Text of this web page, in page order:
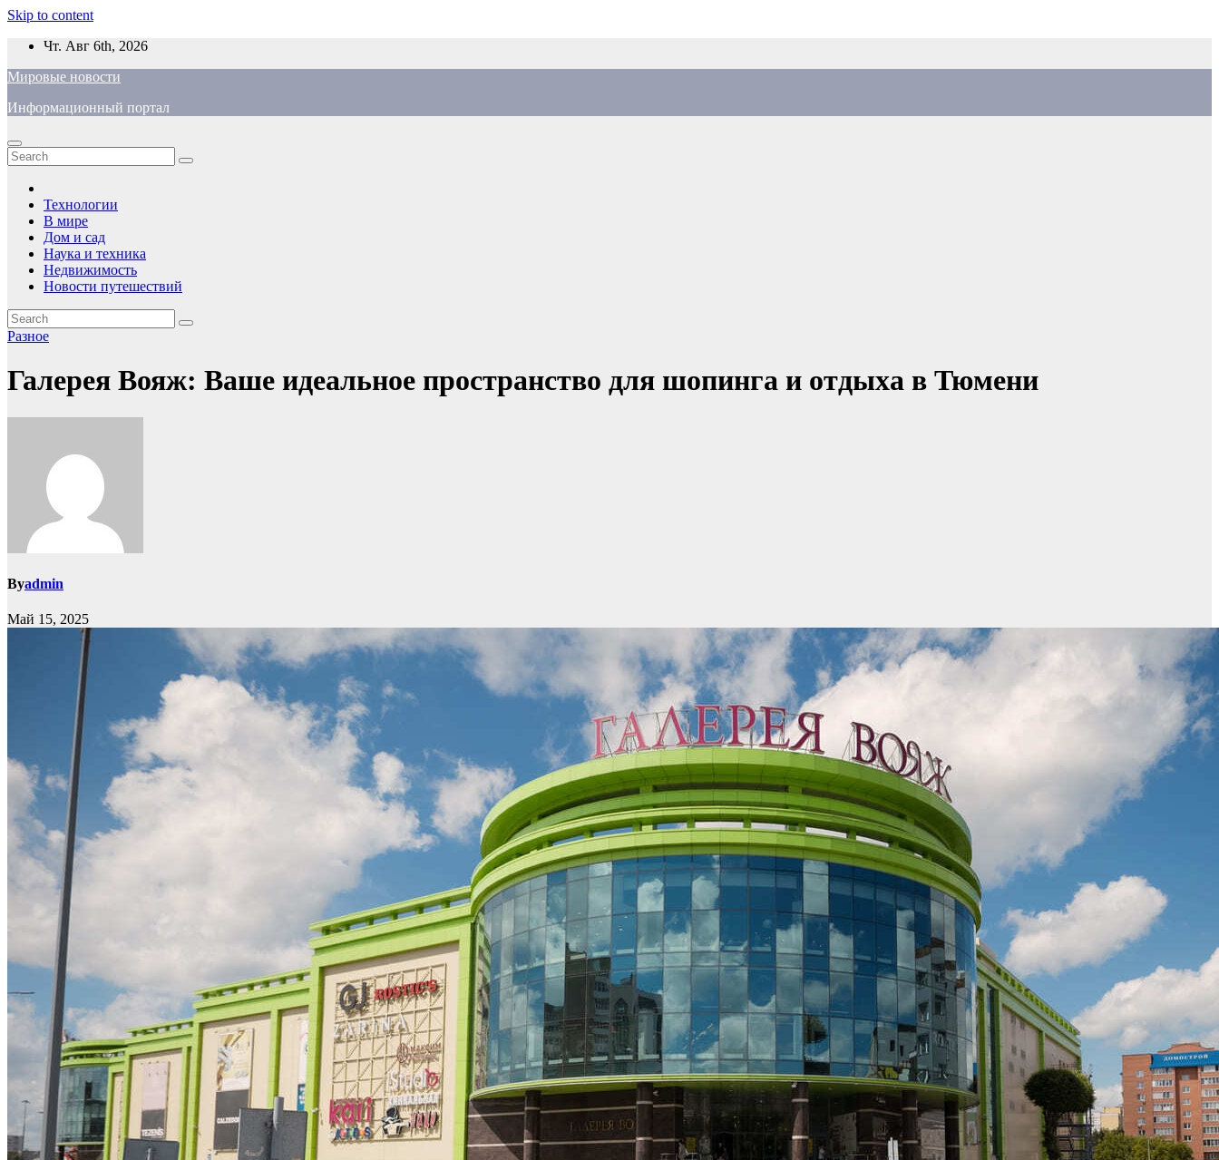
Skip to content
Чт. Авг 6th, 2026
Мировые новости
Информационный портал
Технологии
В мире
Дом и сад
Наука и техника
Недвижимость
Новости путешествий
Разное
Галерея Вояж: Ваше идеальное пространство для шопинга и отдыха в Тюмени
Byadmin
Май 15, 2025